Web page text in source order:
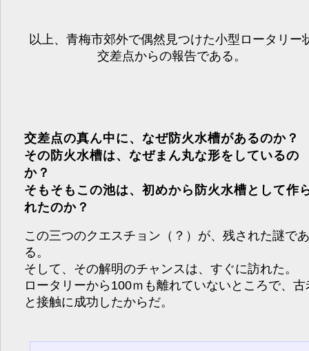
以上、青梅市郊外で偶然見つけた小型ロータリー
交差点からの報告である。
交差点の真ん中に、なぜ防火水槽があるのか？
その防火水槽は、なぜまん丸な形をしているの
か？
そもそもこの池は、初めから防火水槽として作
れたのか？
この三つのクエスチョン（？）が、残された謎で
る。
そして、その解明のチャンスは、すぐに訪れた。
ロータリーから100ｍも離れていないところで、古
と接触に成功したからだ。